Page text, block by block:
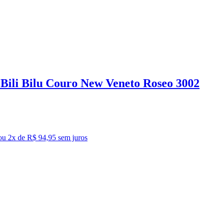
Bilu Couro New Veneto Roseo 3002
2x de R$ 94,95 sem juros